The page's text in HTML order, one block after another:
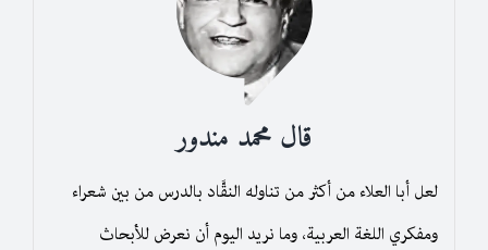
قال محمد مندور
لعل أبا العلاء من أكثر من تناوله النقَّاد بالدرس من بين شعراء
ومفكري اللغة العربية، وما نريد اليوم أن نعرض للأبحاث